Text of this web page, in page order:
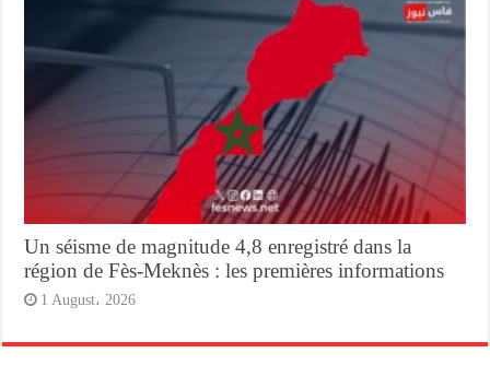
Un séisme de magnitude 4,8 enregistré dans la
région de Fès-Meknès : les premières informations
1 August، 2026